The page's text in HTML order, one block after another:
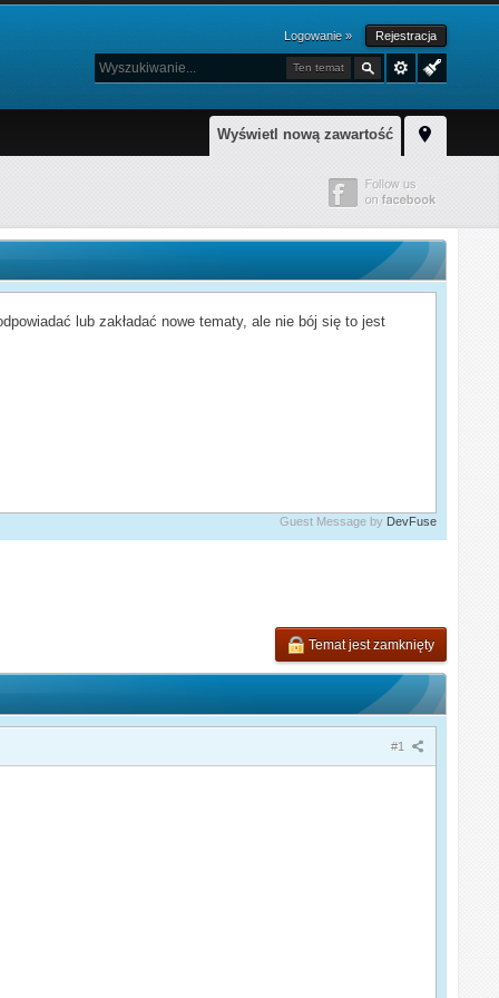
Logowanie » Rejestracja
Ten temat
Wyświetl nową zawartość
lub zakładać nowe tematy, ale nie bój się to jest
Guest Message by DevFuse
Temat jest zamknięty
#1